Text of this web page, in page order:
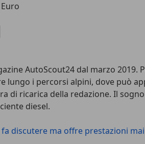
AutoScout24 dal marzo
lungo i percorsi alpini, dove può
di ricarica della redazione. Il
diesel.
discutere ma offre prestazioni